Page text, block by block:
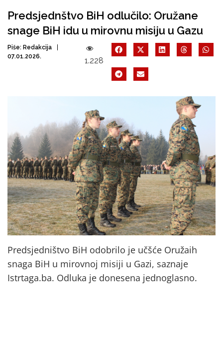
Predsjednštvo BiH odlučilo: Oružane
snage BiH idu u mirovnu misiju u Gazu
Piše: Redakcija
07.01.2026.
1.228
Predsjedništvo BiH odobrilo je učšće Oružaih
snaga BiH u mirovnoj misiji u Gazi, saznaje
Istrtaga.ba. Odluka je donesena jednoglasno.